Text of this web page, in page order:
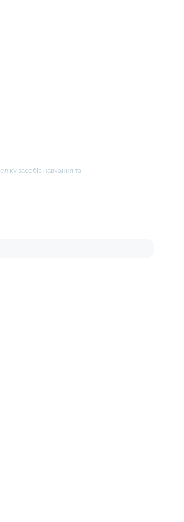
засобів навчання та